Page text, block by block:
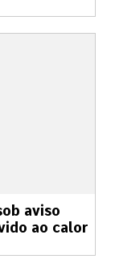
aviso
ao calor